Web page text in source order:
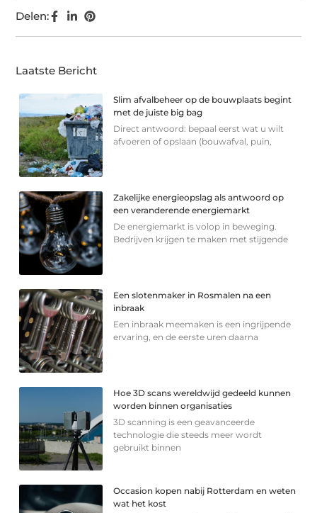
Delen:
Laatste Bericht
Slim afvalbeheer op de bouwplaats begint
met de juiste big bag
Direct antwoord: bepaal eerst wat u wilt
afvoeren of opslaan (bouwafval, puin,
Zakelijke energieopslag als antwoord op
een veranderende energiemarkt
De energiemarkt is volop in beweging.
Bedrijven krijgen te maken met stijgende
Een slotenmaker in Rosmalen na een
inbraak
Een inbraak meemaken is een ingrijpende
ervaring, en de eerste uren daarna
Hoe 3D scans wereldwijd gedeeld kunnen
worden binnen organisaties
3D scanning is een geavanceerde
technologie die steeds meer wordt
gebruikt binnen
Occasion kopen nabij Rotterdam en weten
wat het kost